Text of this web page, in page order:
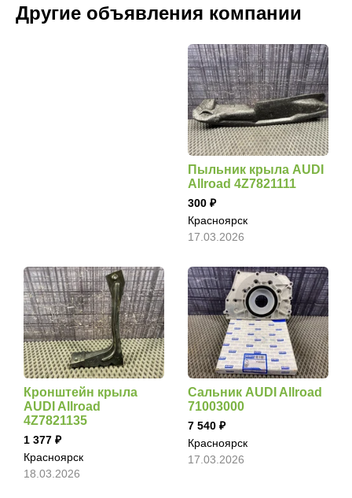
Другие объявления компании
Пыльник крыла AUDI
Allroad 4Z7821111
300
Красноярск
17.03.2026
Кронштейн крыла
AUDI Allroad
4Z7821135
1 377
Красноярск
18.03.2026
Сальник AUDI Allroad
71003000
7 540
Красноярск
17.03.2026